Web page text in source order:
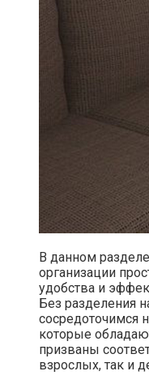
В данном
организации
удобства и
Без разделения
сосредоточимся
которые
призваны
взрослых, так и